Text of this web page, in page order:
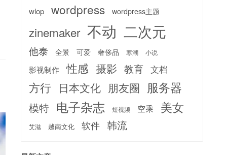
wlop wordpress wordpress主题
zinemaker 不动 二次元
他泰 全景 可爱 奢侈品 寒潮 小说
影视制作 性感 摄影 教育 文档
方行 日本文化 朋友圈 服务器
模特 电子杂志 短视频 空乘 美女
艾滋 越南文化 软件 韩流